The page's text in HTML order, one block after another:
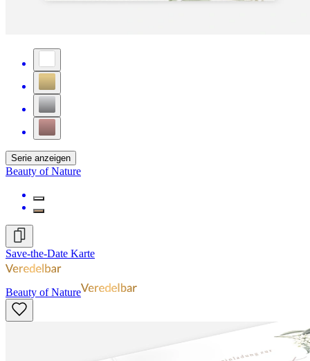
Serie anzeigen
Beauty of Nature
Save-the-Date Karte
Beauty of Nature